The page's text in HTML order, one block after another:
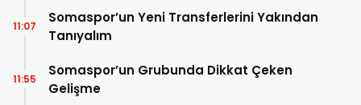
Somaspor’un Yeni Transferlerini Yakından
Tanıyalım
11:07
Somaspor’un Grubunda Dikkat Çeken
Gelişme
11:55